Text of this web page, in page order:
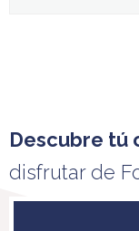
Descubre tú
disfrutar de